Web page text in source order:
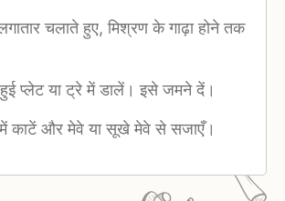
चलाते हुए, मिश्रण के गाढ़ा होने तक
प्लेट या ट्रे में डालें। इसे जमने दें।
काटें और मेवे या सूखे मेवे से सजाएँ।